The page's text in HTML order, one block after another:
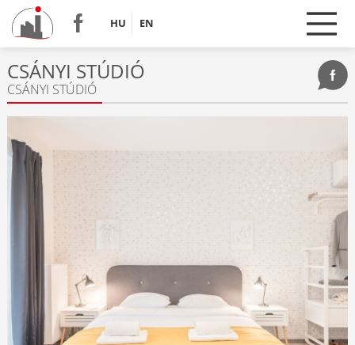
HU EN
CSÁNYI STÚDIÓ
CSÁNYI STÚDIÓ